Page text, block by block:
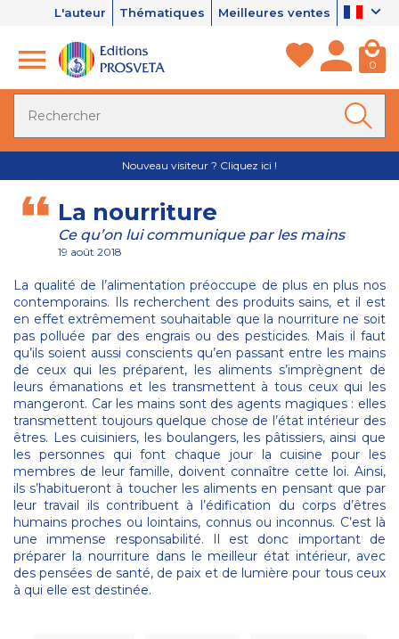
L'auteur Thématiques Meilleures ventes
0
Nouveau visiteur ? Cliquez ici !
La nourriture
Ce qu’on lui communique par les mains
19 août 2018
La qualité de l’alimentation préoccupe de plus en plus nos
contemporains. Ils recherchent des produits sains, et il est
en effet extrêmement souhaitable que la nourriture ne soit
pas polluée par des engrais ou des pesticides. Mais il faut
qu’ils soient aussi conscients qu’en passant entre les mains
de ceux qui les préparent, les aliments s’imprègnent de
leurs émanations et les transmettent à tous ceux qui les
mangeront. Car les mains sont des agents magiques : elles
transmettent toujours quelque chose de l’état intérieur des
êtres. Les cuisiniers, les boulangers, les pâtissiers, ainsi que
les personnes qui font chaque jour la cuisine pour les
membres de leur famille, doivent connaître cette loi. Ainsi,
ils s’habitueront à toucher les aliments en pensant que par
leur travail ils contribuent à l’édification du corps d’êtres
humains proches ou lointains, connus ou inconnus. C’est là
une immense responsabilité. Il est donc important de
préparer la nourriture dans le meilleur état intérieur, avec
des pensées de santé, de paix et de lumière pour tous ceux
à qui elle est destinée.